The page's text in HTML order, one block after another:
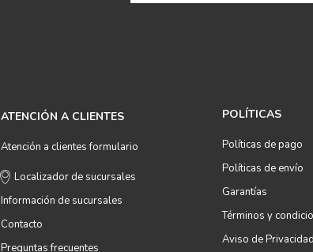
ATENCIÓN A CLIENTES
Atención a clientes formulario
Localizador de sucursales
Información de sucursales
Contacto
Preguntas frecuentes
POLÍTICAS
Políticas de pago
Políticas de envío
Garantías
Términos y
Aviso de Privacidad